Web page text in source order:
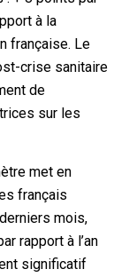
à la
française. Le
crise sanitaire
de
sur les
met en
français
mois,
rapport à l’an
significatif